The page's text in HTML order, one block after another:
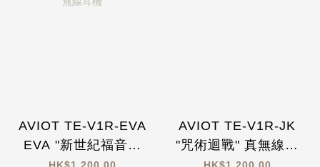
AVIOT TE-V1R-EVA
EVA "新世紀福音戰
AVIOT TE-V1R-JK
"咒術迴戰" 真無線耳